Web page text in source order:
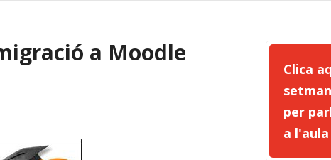
a Moodle
Clica
per
a l'aula